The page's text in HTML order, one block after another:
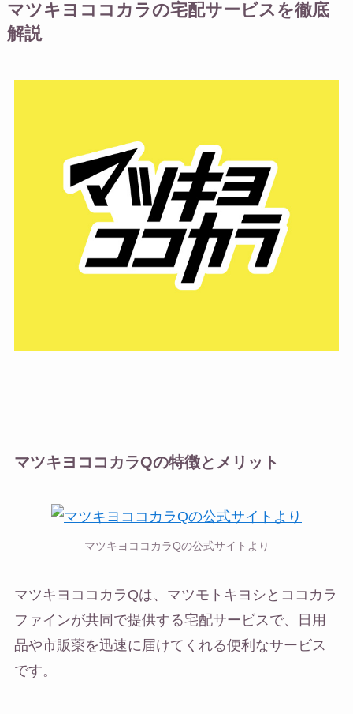
マツキヨココカラの宅配サービスを徹底
解説
マツキヨココカラQの特徴とメリット
マツキヨココカラQの公式サイトより
マツキヨココカラQは、マツモトキヨシとココカラ
ファインが共同で提供する宅配サービスで、日用
品や市販薬を迅速に届けてくれる便利なサービス
です。